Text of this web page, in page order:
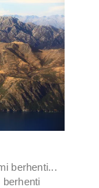
berhenti...
berhenti